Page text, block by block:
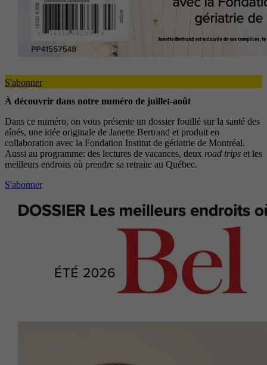
S'abonner
À découvrir dans notre numéro de juillet-août
Dans ce numéro, on vous présente un dossier fouillé sur la santé des
aînés, une idée originale de Janette Bertrand et produit en
collaboration avec la Fondation Institut de gériatrie de Montréal.
Aussi au programme: des lectures de vacances, deux road trips et les
meilleurs endroits où prendre sa retraite au Québec.
S'abonner